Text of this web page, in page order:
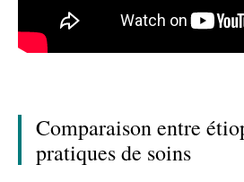
Comparaison entre
pratiques de soins